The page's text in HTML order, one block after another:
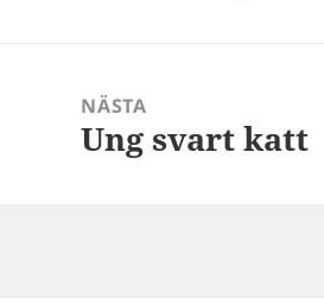
NÄSTA
Nästa
Ung svart katt